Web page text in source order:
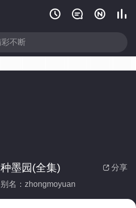
   
 分享
种墨园(全集)
别名：zhongmoyuan